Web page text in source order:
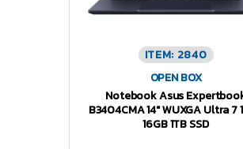
ITEM: 2840
OPEN BOX
Notebook Asus
B3404CMA 14″ WUXGA Ultra 7
16GB 1TB SSD